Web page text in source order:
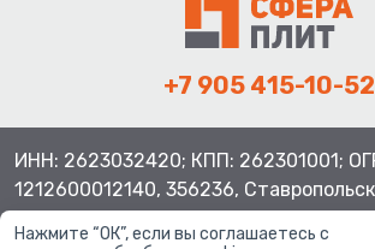
+7 905 415-10-52
ИНН: 2623032420; КПП: 262301001;
1212600012140, 356236,
Нажмите “ОК”, если вы соглашаетесь с